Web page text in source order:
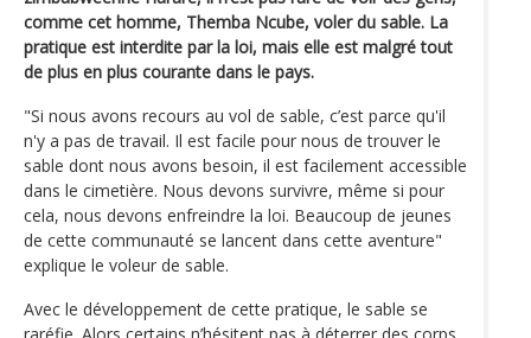
comme cet homme, Themba Ncube, voler du sable. La
pratique est interdite par la loi, mais elle est malgré tout
de plus en plus courante dans le pays.
"Si nous avons recours au vol de sable, c’est parce qu'il
n'y a pas de travail. Il est facile pour nous de trouver le
sable dont nous avons besoin, il est facilement accessible
dans le cimetière. Nous devons survivre, même si pour
cela, nous devons enfreindre la loi. Beaucoup de jeunes
de cette communauté se lancent dans cette aventure"
explique le voleur de sable.
Avec le développement de cette pratique, le sable se